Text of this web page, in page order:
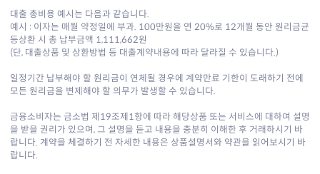
대출 총비용 예시는 다음과 같습니다.
예시 : 이자는 매월 약정일에 부과. 100만원을 연 20%로 12개월 동안 원리금균
등상환 시 총 납부금액 1,111,662원
(단, 대출상품 및 상환방법 등 대출계약내용에 따라 달라질 수 있습니다.)
일정기간 납부해야 할 원리금이 연체될 경우에 계약만료 기한이 도래하기 전에
모든 원리금을 변제해야 할 의무가 발생할 수 있습니다.
금융소비자는 금소법 제19조제1항에 따라 해당상품 또는 서비스에 대하여 설명
을 받을 권리가 있으며, 그 설명을 듣고 내용을 충분히 이해한 후 거래하시기 바
랍니다. 계약을 체결하기 전 자세한 내용은 상품설명서와 약관을 읽어보시기 바
랍니다.